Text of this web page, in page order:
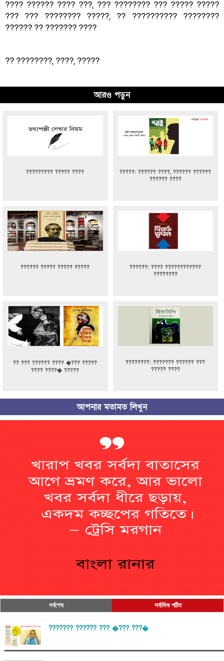
???? ?????? ???? ???, ??? ???????? ??? ????? ?????
??? ??? ???????? ?????, ?? ?????????? ????????
?????? ?? ??????? ????
?? ????????, ????, ?????
আরও পড়ুন
????????? ????? ????
?????: ?????? ????, ?????? ??????
?????? ????
?????? ????? ????? ?????
??????: ???? ????????????
????????
?? ??? ?????? ???? �??? ?????
???? ????� ?????
????????: ??????? ?????? ???
????? ????
আপনার মতামত লিখুন
সর্বশেষ সর্বাধিক পঠিত
??????? ?????? ??? �??? ???�